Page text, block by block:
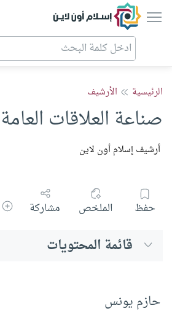
إسلام أون لاين
الرئيسية الأرشيف
صناعة العلاقات
أرشيف إسلام أون لاين
حفظ الملخص مشاركة
قائمة المحتويات
حازم يونس